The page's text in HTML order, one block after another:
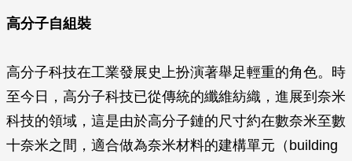
高分子自組裝
高分子科技在工業發展史上扮演著舉足輕重的角色。時
至今日，高分子科技已從傳統的纖維紡織，進展到奈米
科技的領域，這是由於高分子鏈的尺寸約在數奈米至數
十奈米之間，適合做為奈米材料的建構單元（building